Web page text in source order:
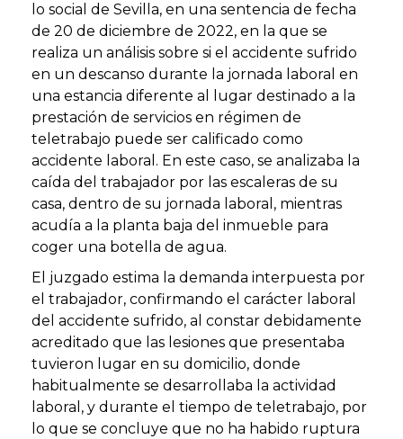
lo social de Sevilla, en una sentencia de fecha
de 20 de diciembre de 2022, en la que se
realiza un análisis sobre si el accidente sufrido
en un descanso durante la jornada laboral en
una estancia diferente al lugar destinado a la
prestación de servicios en régimen de
teletrabajo puede ser calificado como
accidente laboral. En este caso, se analizaba la
caída del trabajador por las escaleras de su
casa, dentro de su jornada laboral, mientras
acudía a la planta baja del inmueble para
coger una botella de agua.
El juzgado estima la demanda interpuesta por
el trabajador, confirmando el carácter laboral
del accidente sufrido, al constar debidamente
acreditado que las lesiones que presentaba
tuvieron lugar en su domicilio, donde
habitualmente se desarrollaba la actividad
laboral, y durante el tiempo de teletrabajo, por
lo que se concluye que no ha habido ruptura